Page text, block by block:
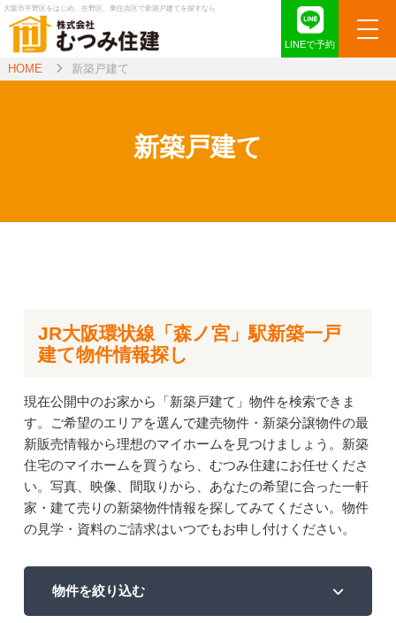
大阪市平野区をはじめ、生野区、東住吉区で新築戸建てを探すなら
LINEで予約
HOME 新築戸建て
新築戸建て
JR大阪環状線「森ノ宮」駅新築一戸
建て物件情報探し
現在公開中のお家から「新築戸建て」物件を検索できま
す。ご希望のエリアを選んで建売物件・新築分譲物件の最
新販売情報から理想のマイホームを見つけましょう。新築
住宅のマイホームを買うなら、むつみ住建にお任せくださ
い。写真、映像、間取りから、あなたの希望に合った一軒
家・建て売りの新築物件情報を探してみてください。物件
の見学・資料のご請求はいつでもお申し付けください。
物件を絞り込む